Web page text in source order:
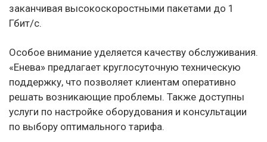
заканчивая высокоскоростными пакетами до 1
Гбит/с.
Особое внимание уделяется качеству обслуживания.
«Енева» предлагает круглосуточную техническую
поддержку, что позволяет клиентам оперативно
решать возникающие проблемы. Также доступны
услуги по настройке оборудования и консультации
по выбору оптимального тарифа.